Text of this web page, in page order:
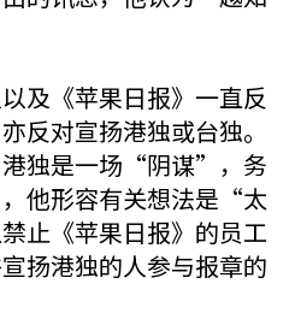
及《苹果日报》一直反
反对宣扬港独或台独。
港独是一场“阴谋”，务
他形容有关想法是“太
止《苹果日报》的员工
扬港独的人参与报章的